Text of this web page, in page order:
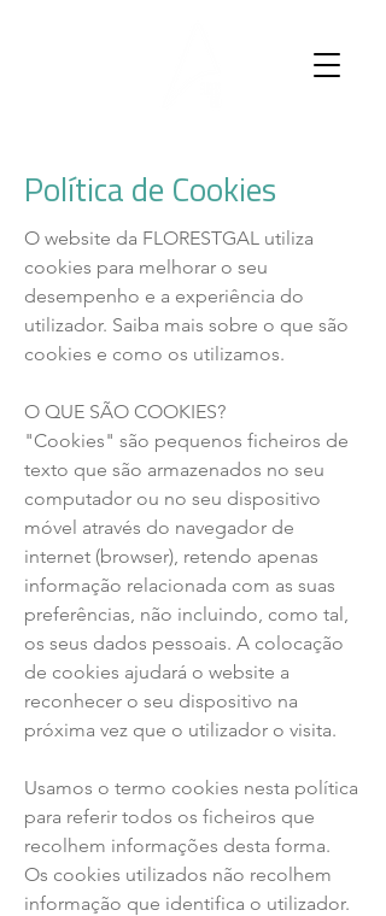
Política de Cookies
O website da FLORESTGAL utiliza
cookies para melhorar o seu
desempenho e a experiência do
utilizador. Saiba mais sobre o que são
cookies e como os utilizamos.
O QUE SÃO COOKIES?
"Cookies" são pequenos ficheiros de
texto que são armazenados no seu
computador ou no seu dispositivo
móvel através do navegador de
internet (browser), retendo apenas
informação relacionada com as suas
preferências, não incluindo, como tal,
os seus dados pessoais. A colocação
de cookies ajudará o website a
reconhecer o seu dispositivo na
próxima vez que o utilizador o visita.
Usamos o termo cookies nesta política
para referir todos os ficheiros que
recolhem informações desta forma.
Os cookies utilizados não recolhem
informação que identifica o utilizador.